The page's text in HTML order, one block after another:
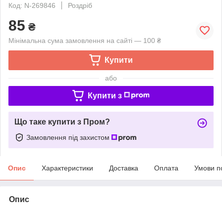
Код: N-269846
Роздріб
85 ₴
Мінімальна сума замовлення на сайті — 100 ₴
Купити
або
Купити з
Що таке купити з Пром?
Замовлення під захистом
Опис Характеристики Доставка Оплата Умови
Опис